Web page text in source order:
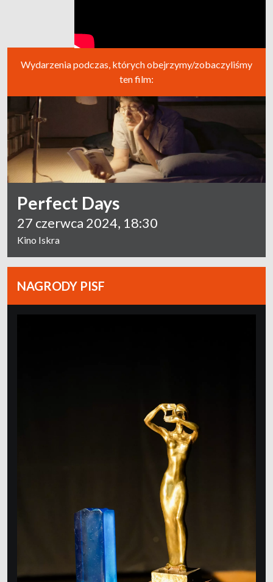
Wydarzenia podczas, których obejrzymy/zobaczyliśmy
ten film:
Perfect Days
27 czerwca 2024, 18:30
Kino Iskra
NAGRODY PISF